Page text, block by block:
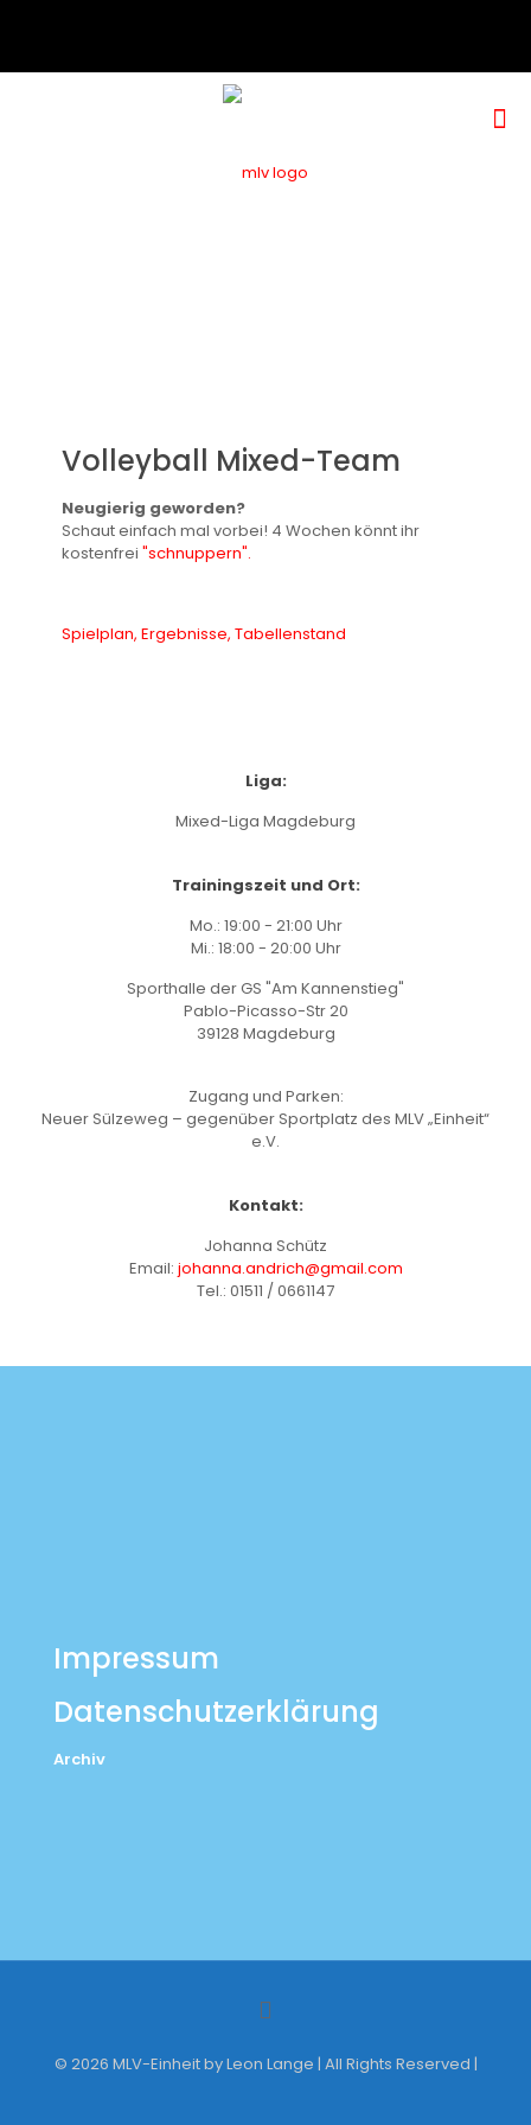
Volleyball Mixed-Team
Neugierig geworden?
Schaut einfach mal vorbei! 4 Wochen könnt ihr
kostenfrei"schnuppern".
Spielplan, Ergebnisse, Tabellenstand
Liga:
Mixed-Liga Magdeburg
Trainingszeit und Ort:
Mo.: 19:00 - 21:00 Uhr
Mi.: 18:00 - 20:00 Uhr
Sporthalle der GS "Am Kannenstieg"
Pablo-Picasso-Str 20
39128 Magdeburg
Zugang und Parken:
Neuer Sülzeweg – gegenüber Sportplatz des MLV „Einheit“
e.V.
Kontakt:
Johanna Schütz
Email: johanna.andrich@gmail.com
Tel.: 01511 / 0661147
Impressum
Datenschutzerklärung
Archiv
© 2026 MLV-Einheit by Leon Lange | All Rights Reserved |